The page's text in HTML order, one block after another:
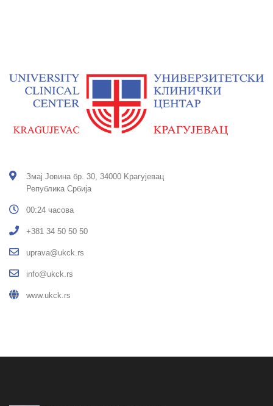
Змај Јовина бр. 30, 34000 Kрагујевац
Република Србија
00:24 часова
+381 34 50 50 50
uprava@ukck.rs
info@ukck.rs
www.ukck.rs